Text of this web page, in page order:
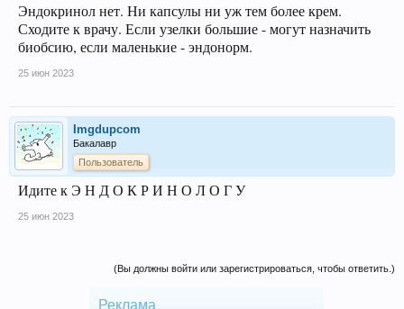
Эндокринол нет. Ни капсулы ни уж тем более крем.
Сходите к врачу. Если узелки большие - могут назначить
биобсию, если маленькие - эндонорм.
25 июн 2023
Imgdupcom
Бакалавр
Пользователь
Идите к Э Н Д О К Р И Н О Л О Г У
25 июн 2023
(Вы должны войти или зарегистрироваться, чтобы ответить.)
Реклама